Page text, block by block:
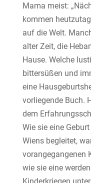
Mama meist:
kommen
auf die Welt.
alter Zeit, die
Hause. Welche
bittersüßen und
eine
vorliegende Buch.
dem
Wie sie eine
Wiens begleitet,
vorangegangenen
wie sie eine